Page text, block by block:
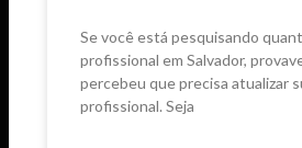
Se você está pesquisando
profissional em Salvador,
percebeu que precisa atualizar
profissional. Seja